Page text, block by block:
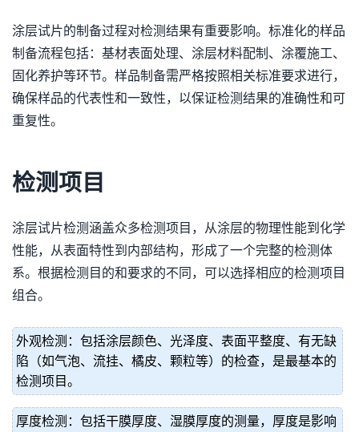
涂层试片的制备过程对检测结果有重要影响。标准化的样品
制备流程包括：基材表面处理、涂层材料配制、涂覆施工、
固化养护等环节。样品制备需严格按照相关标准要求进行，
确保样品的代表性和一致性，以保证检测结果的准确性和可
重复性。
检测项目
涂层试片检测涵盖众多检测项目，从涂层的物理性能到化学
性能，从表面特性到内部结构，形成了一个完整的检测体
系。根据检测目的和要求的不同，可以选择相应的检测项目
组合。
外观检测：包括涂层颜色、光泽度、表面平整度、有无缺
陷（如气泡、流挂、橘皮、颗粒等）的检查，是最基本的
检测项目。
厚度检测：包括干膜厚度、湿膜厚度的测量，厚度是影响